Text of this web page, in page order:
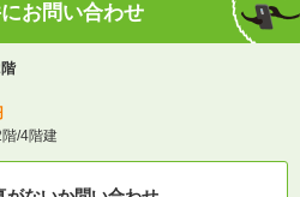
お問い合わせ
/4階建